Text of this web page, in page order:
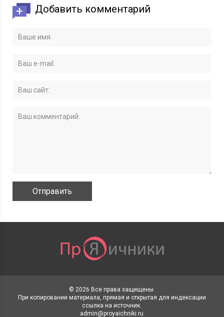
Добавить комментарий
© 2026 Все права защищены.
При копировании материала, прямая и открытая для индексации
ссылка на источник.
admin@proyaichniki.ru